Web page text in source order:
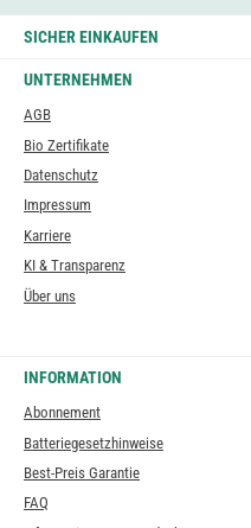
SICHER EINKAUFEN
UNTERNEHMEN
AGB
Bio Zertifikate
Datenschutz
Impressum
Karriere
KI & Transparenz
Über uns
INFORMATION
Abonnement
Batteriegesetzhinweise
Best-Preis Garantie
FAQ